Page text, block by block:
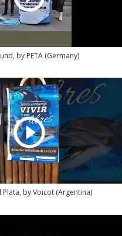
by PETA (Germany)
by Voicot (Argentina)